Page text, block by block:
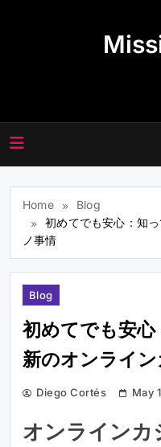
Home
Blog
初めてでも安心：知
ノ事情
Blog
初めてでも安
新のオンライ
Diego Cortés May
オンラインカ